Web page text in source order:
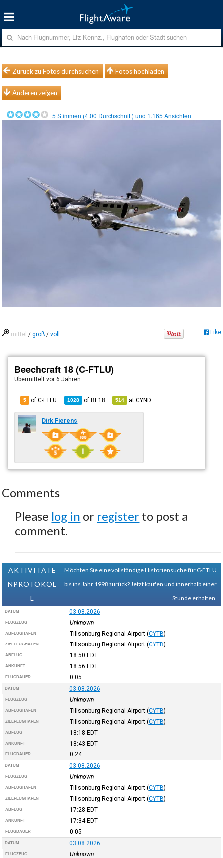
Zurück zu Fotos durchsuchen Fotos hochladen
Anderen zeigen
5 Stimmen (4.00 Durchschnitt) und 1.165 Ansichten
mittel /groß /voll Like
Beechcraft 18 (C-FTLU)
Übermitteltvor 6 Jahren
5 of C-FTLU 1028 ofBE18 514 atCYND
Dirk Fierens
Comments
Please log in or register to post a
comment.
AKTIVITÄTE
NPROTOKOL
L
Möchten Sie eine vollständige Historiensuche für C-FTLU
bis ins Jahr 1998 zurück? Jetzt kaufen und innerhalb einer
Stunde erhalten.
DATUM 03.08.2026
FLUGZEUG Unknown
ABFLUGHAFEN Tillsonburg Regional Airport (CYTB)
ZIELFLUGHAFEN Tillsonburg Regional Airport (CYTB)
ABFLUG 18:50 EDT
ANKUNFT 18:56 EDT
FLUGDAUER 0:05
DATUM 03.08.2026
FLUGZEUG Unknown
ABFLUGHAFEN Tillsonburg Regional Airport (CYTB)
ZIELFLUGHAFEN Tillsonburg Regional Airport (CYTB)
ABFLUG 18:18 EDT
ANKUNFT 18:43 EDT
FLUGDAUER 0:24
DATUM 03.08.2026
FLUGZEUG Unknown
ABFLUGHAFEN Tillsonburg Regional Airport (CYTB)
ZIELFLUGHAFEN Tillsonburg Regional Airport (CYTB)
ABFLUG 17:28 EDT
ANKUNFT 17:34EDT
FLUGDAUER 0:05
DATUM 03.08.2026
FLUGZEUG Unknown